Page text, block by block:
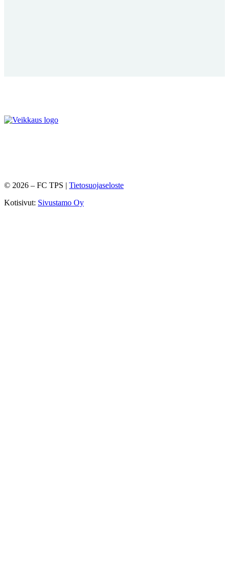
© 2026 – FC TPS | Tietosuojaseloste
Kotisivut: Sivustamo Oy